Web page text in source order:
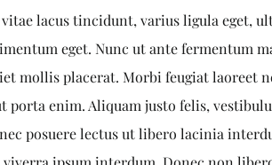
lacus tincidunt, varius ligula eget,
eget. Nunc ut ante fermentum
mollis placerat. Morbi feugiat laoreet
porta enim. Aliquam justo felis,
posuere lectus ut libero lacinia